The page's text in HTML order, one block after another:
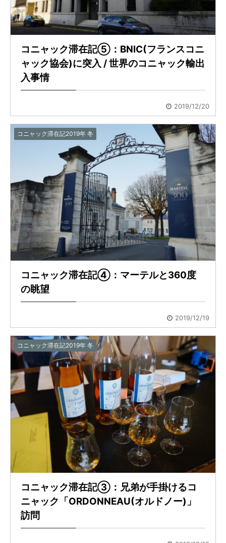
コニャック滞在記⑤：BNIC(フランスコニ
ャック協会)に突入 / 世界のコニャック輸出
入事情
2019/12/20
コニャック滞在記2019年 冬
コニャック滞在記④：マーテルと360度
の眺望
2019/12/19
コニャック滞在記2019年 冬
コニャック滞在記③：兄弟が手掛けるコ
ニャック「ORDONNEAU(オルドノー)」
訪問